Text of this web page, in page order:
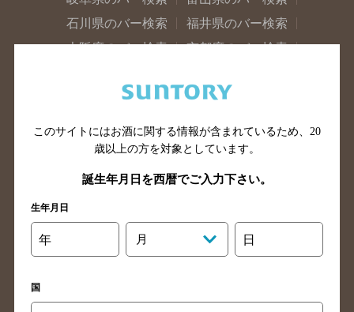
石川県のバー検索
福井県のバー検索
大阪府のバー検索
京都府のバー検索
滋賀県のバー検索
和歌山県のバー検索
山口県のバー検索
鳥取県のバー検索
島根県のバー検索
徳島県のバー検索
高知県のバー検索
福岡県のバー検索
長崎県のバー検索
佐賀県のバー検索
このサイトにはお酒に関する情報が含まれているため、 20
歳以上の方を対象としています。
誕生年月日を西暦でご入力下さい。
生年月日
年 月 日
国